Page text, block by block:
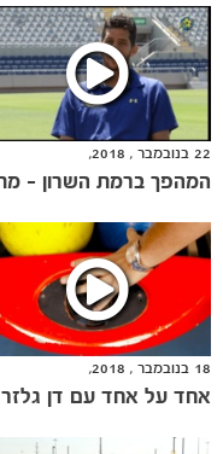
הקבוצות
22 בנובמבר , 2018,
18 בנובמבר , 2018,
אחד על אחד עם דן גלזר